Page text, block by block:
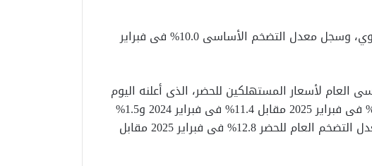
وسجل 1.7% فى يناير 2025. وعلى أساس سنوي، وسجل معدل التضخم الأساسى 10.0% فى فبراير
لأسعار المستهلكين للحضر، الذى أعلنه اليوم
الجهاز المركزى للتعبئة العامة والإحصاء، 1.4% فى فبراير 2025 مقابل 11.4% فى فبراير 2024 و1.5%
فى يناير 2025. وعلى أساس سنوي، سجل معدل التضخم العام للحضر 12.8% فى فبراير 2025 مقابل